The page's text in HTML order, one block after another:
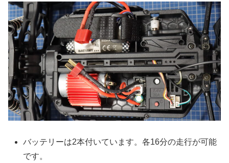
バッテリーは2本付いています。各16分の走行が可能
です。